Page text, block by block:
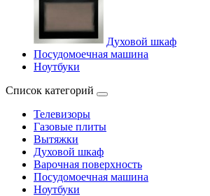
Духовой шкаф
Посудомоечная машина
Ноутбуки
Список категорий
Телевизоры
Газовые плиты
Вытяжки
Духовой шкаф
Варочная поверхность
Посудомоечная машина
Ноутбуки